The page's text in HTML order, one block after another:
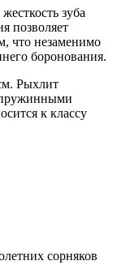
зуба
позволяет
что незаменимо
боронования.
Рыхлит
к классу
сорняков